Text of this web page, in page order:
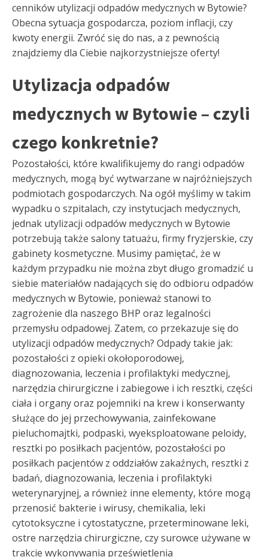
cenników utylizacji odpadów medycznych w Bytowie?
Obecna sytuacja gospodarcza, poziom inflacji, czy
kwoty energii. Zwróć się do nas, a z pewnością
znajdziemy dla Ciebie najkorzystniejsze oferty!
Utylizacja odpadów
medycznych w Bytowie – czyli
czego konkretnie?
Pozostałości, które kwalifikujemy do rangi odpadów
medycznych, mogą być wytwarzane w najróżniejszych
podmiotach gospodarczych. Na ogół myślimy w takim
wypadku o szpitalach, czy instytucjach medycznych,
jednak utylizacji odpadów medycznych w Bytowie
potrzebują także salony tatuażu, firmy fryzjerskie, czy
gabinety kosmetyczne. Musimy pamiętać, że w
każdym przypadku nie można zbyt długo gromadzić u
siebie materiałów nadających się do odbioru odpadów
medycznych w Bytowie, ponieważ stanowi to
zagrożenie dla naszego BHP oraz legalności
przemysłu odpadowej. Zatem, co przekazuje się do
utylizacji odpadów medycznych? Odpady takie jak:
pozostałości z opieki okołoporodowej,
diagnozowania, leczenia i profilaktyki medycznej,
narzędzia chirurgiczne i zabiegowe i ich resztki, części
ciała i organy oraz pojemniki na krew i konserwanty
służące do jej przechowywania, zainfekowane
pieluchomajtki, podpaski, wyeksploatowane peloidy,
resztki po posiłkach pacjentów, pozostałości po
posiłkach pacjentów z oddziałów zakaźnych, resztki z
badań, diagnozowania, leczenia i profilaktyki
weterynaryjnej, a również inne elementy, które mogą
przenosić bakterie i wirusy, chemikalia, leki
cytotoksyczne i cytostatyczne, przeterminowane leki,
ostre narzędzia chirurgiczne, czy surowce używane w
trakcie wykonywania prześwietlenia